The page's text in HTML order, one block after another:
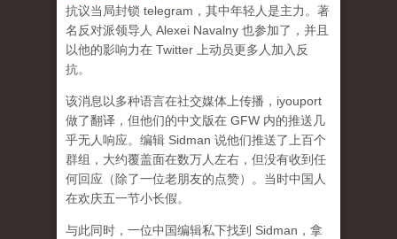
抗议当局封锁 telegram，其中年轻人是主力。著
名反对派领导人 Alexei Navalny 也参加了，并且
以他的影响力在 Twitter 上动员更多人加入反
抗。
该消息以多种语言在社交媒体上传播，iyouport
做了翻译，但他们的中文版在 GFW 内的推送几
乎无人响应。编辑 Sidman 说他们推送了上百个
群组，大约覆盖面在数万人左右，但没有收到任
何回应（除了一位老朋友的点赞）。当时中国人
在欢庆五一节小长假。
与此同时，一位中国编辑私下找到 Sidman，拿